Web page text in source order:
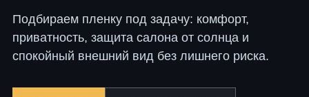
Подбираем пленку под задачу: комфорт,
приватность, защита салона от солнца и
спокойный внешний вид без лишнего риска.